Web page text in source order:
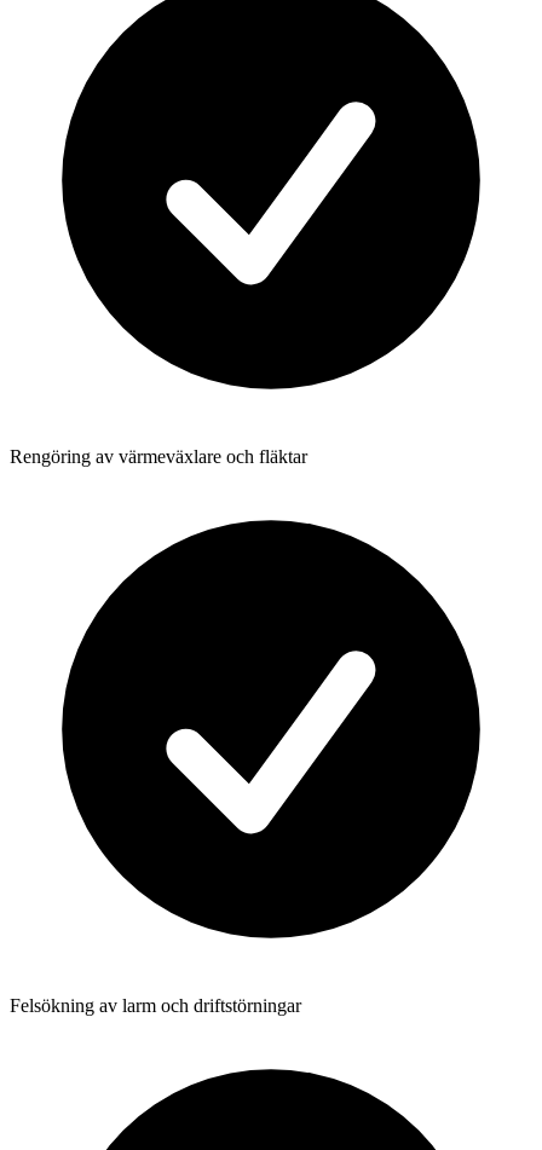
Rengöring av värmeväxlare och fläktar
Felsökning av larm och driftstörningar